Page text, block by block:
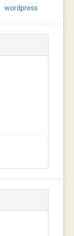
wordpress